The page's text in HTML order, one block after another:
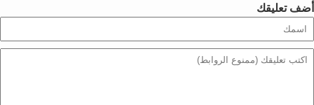
أضف تعليقك